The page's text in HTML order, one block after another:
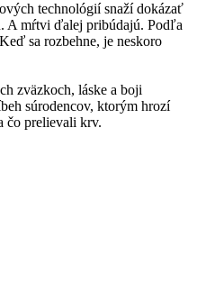
technológií snaží dokázať
A mŕtvi ďalej pribúdajú. Podľa
sa rozbehne, je neskoro
zväzkoch, láske a boji
súrodencov, ktorým hrozí
čo prelievali krv.